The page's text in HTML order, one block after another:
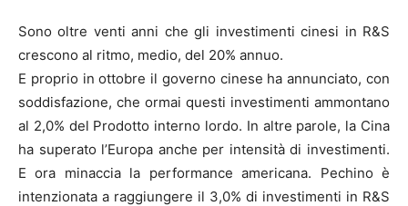
Sono oltre venti anni che gli investimenti cinesi in R&S
crescono al ritmo, medio, del 20% annuo.
E proprio in ottobre il governo cinese ha annunciato, con
soddisfazione, che ormai questi investimenti ammontano
al 2,0% del Prodotto interno lordo. In altre parole, la Cina
ha superato l’Europa anche per intensità di investimenti.
E ora minaccia la performance americana. Pechino è
intenzionata a raggiungere il 3,0% di investimenti in R&S